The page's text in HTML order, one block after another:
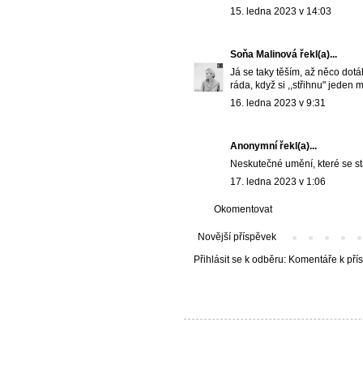
15. ledna 2023 v 14:03
Soňa Malinová řekl(a)...
Já se taky těším, až něco
ráda, když si ,,střihnu" jeden
16. ledna 2023 v 9:31
Anonymní řekl(a)...
Neskutečné umění, které se
17. ledna 2023 v 1:06
Okomentovat
Novější příspěvek
Přihlásit se k odběru: Komentáře k